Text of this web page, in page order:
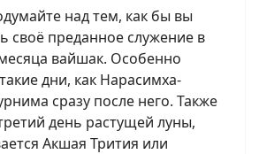
над тем, как бы вы
своё преданное служение в
вайшак. Особенно
дни, как Нарасимха-
сразу после него. Также
день растущей луны,
Акшая Трития или